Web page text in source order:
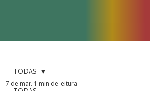
TODAS
7 de mar. 1 min de leitura